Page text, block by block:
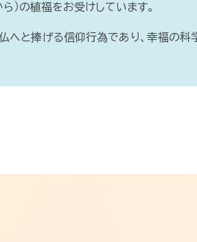
）の植福をお受けしています。
へと捧げる信仰行為であり、幸福の科